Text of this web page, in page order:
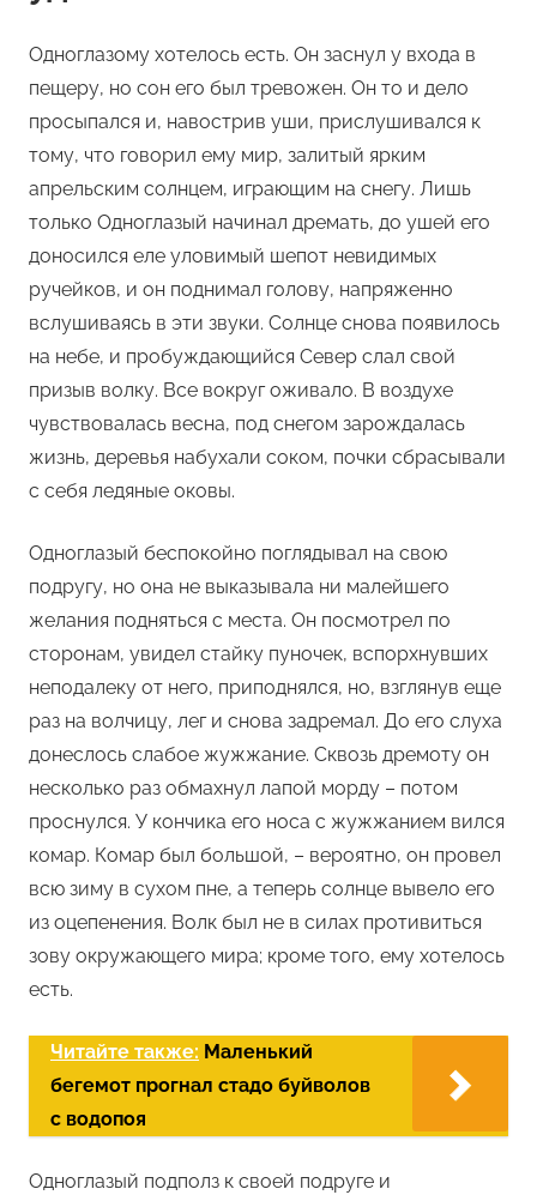
Одноглазому хотелось есть. Он заснул у входа в
пещеру, но сон его был тревожен. Он то и дело
просыпался и, навострив уши, прислушивался к
тому, что говорил ему мир, залитый ярким
апрельским солнцем, играющим на снегу. Лишь
только Одноглазый начинал дремать, до ушей его
доносился еле уловимый шепот невидимых
ручейков, и он поднимал голову, напряженно
вслушиваясь в эти звуки. Солнце снова появилось
на небе, и пробуждающийся Север слал свой
призыв волку. Все вокруг оживало. В воздухе
чувствовалась весна, под снегом зарождалась
жизнь, деревья набухали соком, почки сбрасывали
с себя ледяные оковы.
Одноглазый беспокойно поглядывал на свою
подругу, но она не выказывала ни малейшего
желания подняться с места. Он посмотрел по
сторонам, увидел стайку пуночек, вспорхнувших
неподалеку от него, приподнялся, но, взглянув еще
раз на волчицу, лег и снова задремал. До его слуха
донеслось слабое жужжание. Сквозь дремоту он
несколько раз обмахнул лапой морду – потом
проснулся. У кончика его носа с жужжанием вился
комар. Комар был большой, – вероятно, он провел
всю зиму в сухом пне, а теперь солнце вывело его
из оцепенения. Волк был не в силах противиться
зову окружающего мира; кроме того, ему хотелось
есть.
Читайте также: Маленький
бегемот прогнал стадо буйволов
с водопоя
Одноглазый подполз к своей подруге и